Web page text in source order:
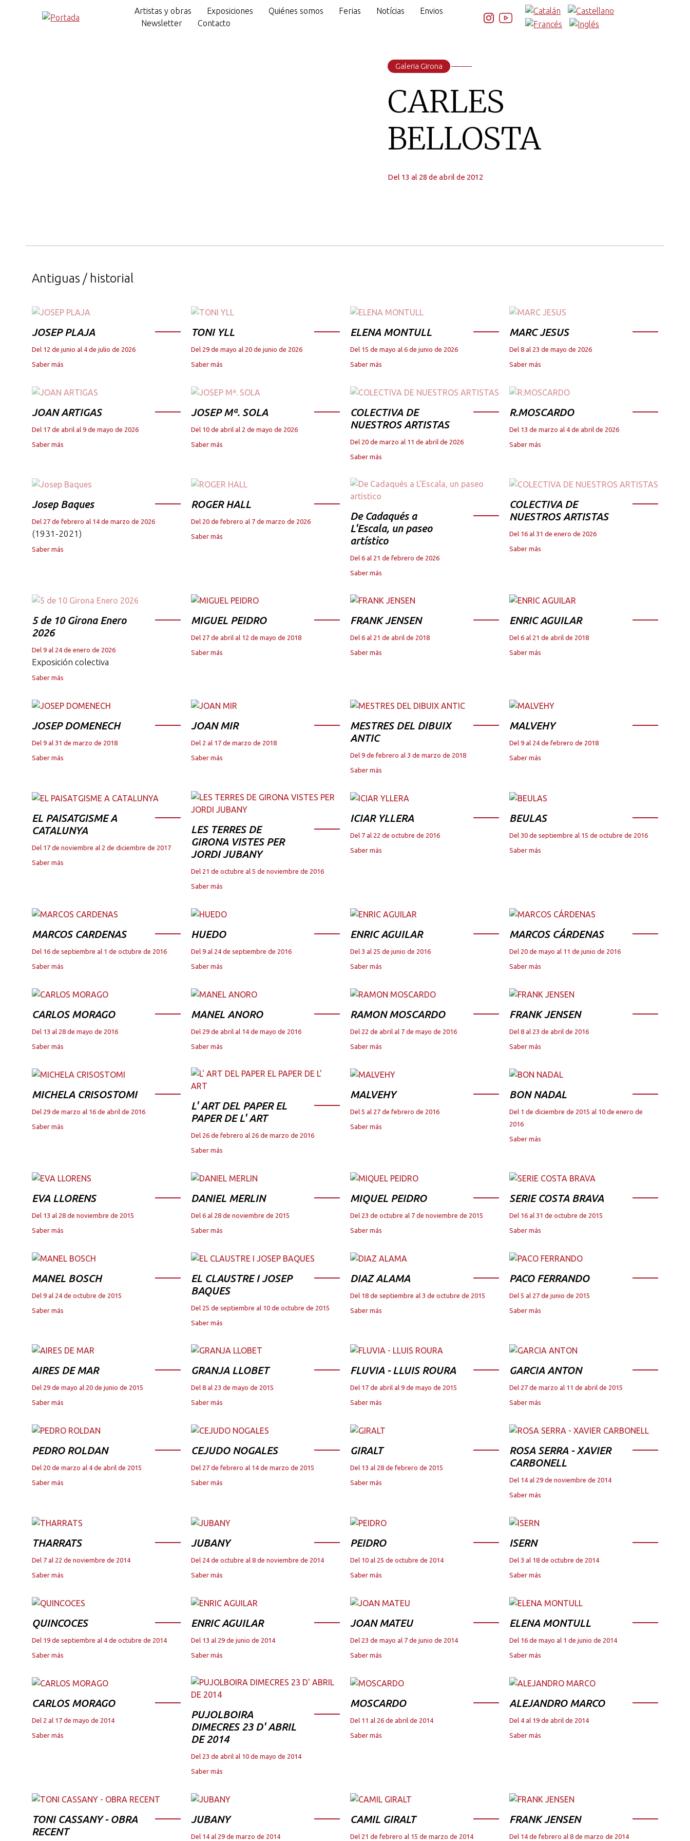
Artistas y obras Exposiciones Quiénes somos Ferias Notícias
Envios
Newsletter
Contacto
Galeria Girona
CARLES
BELLOSTA
Del 13 al 28 de abril de 2012
Antiguas / historial
JOSEP PLAJA
Del 12 de junio al 4 de julio de 2026
Saber más
TONI YLL
Del 29 de mayo al 20 de junio de 2026
Saber más
ELENA MONTULL
Del 15 de mayo al 6 de junio de 2026
Saber más
MARC JESUS
Del 8 al 23 de mayo de 2026
Saber más
JOAN ARTIGAS
Del 17 de abril al 9 de mayo de 2026
Saber más
JOSEP Mª. SOLA
Del 10 de abril al 2 de mayo de 2026
Saber más
COLECTIVA DE
NUESTROS ARTISTAS
Del 20 de marzo al 11 de abril de 2026
Saber más
R.MOSCARDO
Del 13 de marzo al 4 de abril de 2026
Saber más
Josep Baques
Del 27 de febrero al 14 de marzo de 2026
(1931-2021)
Saber más
ROGER HALL
Del 20 de febrero al 7 de marzo de 2026
Saber más
De Cadaqués a
L'Escala, un paseo
artístico
Del 6 al 21 de febrero de 2026
Saber más
COLECTIVA DE
NUESTROS ARTISTAS
Del 16 al 31 de enero de 2026
Saber más
5 de 10 Girona Enero
2026
Del 9 al 24 de enero de 2026
Exposición colectiva
Saber más
MIGUEL PEIDRO
Del 27 de abril al 12 de mayo de 2018
Saber más
FRANK JENSEN
Del 6 al 21 de abril de 2018
Saber más
ENRIC AGUILAR
Del 6 al 21 de abril de 2018
Saber más
JOSEP DOMENECH
Del 9 al 31 de marzo de 2018
Saber más
JOAN MIR
Del 2 al 17 de marzo de 2018
Saber más
MESTRES DEL DIBUIX
ANTIC
Del 9 de febrero al 3 de marzo de 2018
Saber más
MALVEHY
Del 9 al 24 de febrero de 2018
Saber más
EL PAISATGISME A
CATALUNYA
Del 17 de noviembre al 2 de diciembre de 2017
Saber más
LES TERRES DE
GIRONA VISTES PER
JORDI JUBANY
Del 21 de octubre al 5 de noviembre de 2016
Saber más
ICIAR YLLERA
Del 7 al 22 de octubre de 2016
Saber más
BEULAS
Del 30 de septiembre al 15 de octubre de 2016
Saber más
MARCOS CARDENAS
Del 16 de septiembre al 1 de octubre de 2016
Saber más
HUEDO
Del 9 al 24 de septiembre de 2016
Saber más
ENRIC AGUILAR
Del 3 al 25 de junio de 2016
Saber más
MARCOS CÁRDENAS
Del 20 de mayo al 11 de junio de 2016
Saber más
CARLOS MORAGO
Del 13 al 28 de mayo de 2016
Saber más
MANEL ANORO
Del 29 de abril al 14 de mayo de 2016
Saber más
RAMON MOSCARDO
Del 22 de abril al 7 de mayo de 2016
Saber más
FRANK JENSEN
Del 8 al 23 de abril de 2016
Saber más
MICHELA CRISOSTOMI
Del 29 de marzo al 16 de abril de 2016
Saber más
L' ART DEL PAPER EL
PAPER DE L' ART
Del 26 de febrero al 26 de marzo de 2016
Saber más
MALVEHY
Del 5 al 27 de febrero de 2016
Saber más
BON NADAL
Del 1 de diciembre de 2015 al 10 de enero de
2016
Saber más
EVA LLORENS
Del 13 al 28 de noviembre de 2015
Saber más
DANIEL MERLIN
Del 6 al 28 de noviembre de 2015
Saber más
MIQUEL PEIDRO
Del 23 de octubre al 7 de noviembre de 2015
Saber más
SERIE COSTA BRAVA
Del 16 al 31 de octubre de 2015
Saber más
MANEL BOSCH
Del 9 al 24 de octubre de 2015
Saber más
EL CLAUSTRE I JOSEP
BAQUES
Del 25 de septiembre al 10 de octubre de 2015
Saber más
DIAZ ALAMA
Del 18 de septiembre al 3 de octubre de 2015
Saber más
PACO FERRANDO
Del 5 al 27 de junio de 2015
Saber más
AIRES DE MAR
Del 29 de mayo al 20 de junio de 2015
Saber más
GRANJA LLOBET
Del 8 al 23 de mayo de 2015
Saber más
FLUVIA - LLUIS ROURA
Del 17 de abril al 9 de mayo de 2015
Saber más
GARCIA ANTON
Del 27 de marzo al 11 de abril de 2015
Saber más
PEDRO ROLDAN
Del 20 de marzo al 4 de abril de 2015
Saber más
CEJUDO NOGALES
Del 27 de febrero al 14 de marzo de 2015
Saber más
GIRALT
Del 13 al 28 de febrero de 2015
Saber más
ROSA SERRA - XAVIER
CARBONELL
Del 14 al 29 de noviembre de 2014
Saber más
THARRATS
Del 7 al 22 de noviembre de 2014
Saber más
JUBANY
Del 24 de octubre al 8 de noviembre de 2014
Saber más
PEIDRO
Del 10 al 25 de octubre de 2014
Saber más
ISERN
Del 3 al 18 de octubre de 2014
Saber más
QUINCOCES
Del 19 de septiembre al 4 de octubre de 2014
Saber más
ENRIC AGUILAR
Del 13 al 29 de junio de 2014
Saber más
JOAN MATEU
Del 23 de mayo al 7 de junio de 2014
Saber más
ELENA MONTULL
Del 16 de mayo al 1 de junio de 2014
Saber más
CARLOS MORAGO
Del 2 al 17 de mayo de 2014
Saber más
PUJOLBOIRA
DIMECRES 23 D' ABRIL
DE 2014
Del 23 de abril al 10 de mayo de 2014
Saber más
MOSCARDO
Del 11 al 26 de abril de 2014
Saber más
ALEJANDRO MARCO
Del 4 al 19 de abril de 2014
Saber más
TONI CASSANY - OBRA
RECENT
JUBANY
Del 14 al 29 de marzo de 2014
CAMIL GIRALT
Del 21 de febrero al 15 de marzo de 2014
FRANK JENSEN
Del 14 de febrero al 8 de marzo de 2014